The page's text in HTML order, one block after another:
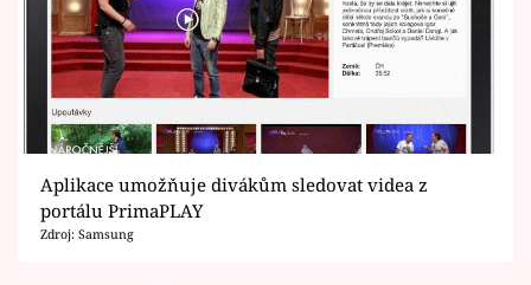
Horoskopy
Sledujte prima+
Filmový festival Karlovy Vary
Pořady
Aplikace umožňuje divákům sledovat videa z
portálu PrimaPLAY
Zdroj: Samsung